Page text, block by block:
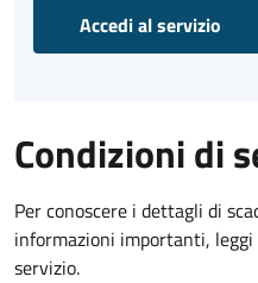
Accedi al servizio
Condizioni di
Per conoscere i dettagli di
informazioni importanti,
servizio.